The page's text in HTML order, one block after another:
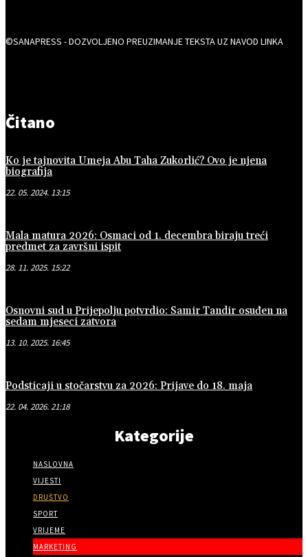
©SANAPRESS - DOZVOLJENO PREUZIMANJE TEKSTA UZ NAVOD LINKA
Čitano
Ko je tajnovita Umeja Abu Taha Zukorlić? Ovo je njena
biografija
22. 05. 2024. 13:15
Mala matura 2026: Osmaci od 1. decembra biraju treći
predmet za završni ispit
28. 11. 2025. 15:22
Osnovni sud u Prijepolju potvrdio: Samir Tandir osuđen na
sedam mjeseci zatvora
13. 10. 2025. 16:45
Podsticaji u stočarstvu za 2026: Prijave do 18. maja
22. 04. 2026. 21:18
Kategorije
NASLOVNA
VIJESTI
DRUŠTVO
SPORT
VRIJEME
MARKETING